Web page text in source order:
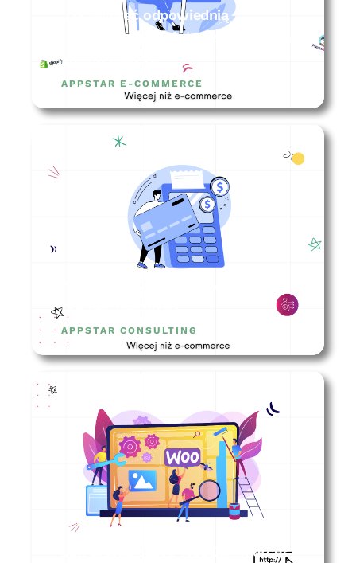
Jak wybrać odpowiednią
platformę sprzedażową dla sklepu
internetowego?
APPSTAR E-COMMERCE
bramkę płatności?
APPSTAR CONSULTING
Jak przyspieszyć WooCommerce?